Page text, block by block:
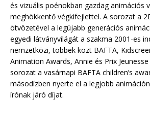
és vizuális poénokban gazdag animációs
meghökkentő végkifejlettel. A sorozat a
ötvözetével a legújabb generációs
egyedi látványvilágát a szakma 2001-es
nemzetközi, többek közt BAFTA,
Animation Awards, Annie és Prix
sorozat a vasárnapi BAFTA children’s
másodízben nyerte el a legjobb
írónak járó díjat.